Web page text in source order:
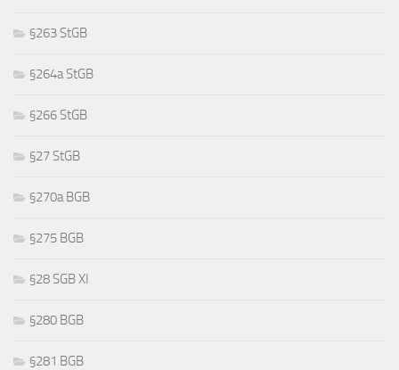
§263 StGB
§264a StGB
§266 StGB
§27 StGB
§270a BGB
§275 BGB
§28 SGB XI
§280 BGB
§281 BGB